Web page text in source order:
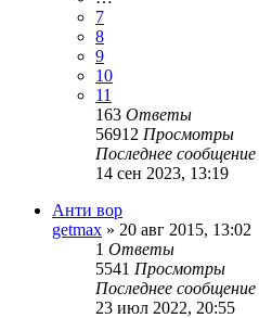
7
8
9
10
11
163 Ответы
56912 Просмотры
Последнее сообщение
14 сен 2023, 13:19
Анти вор
getmax » 20 авг 2015, 13:02
1 Ответы
5541 Просмотры
Последнее сообщение
23 июл 2022, 20:55